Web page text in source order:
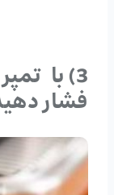
3) با
فشار